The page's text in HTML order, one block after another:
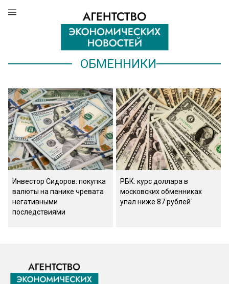
ОБМЕННИКИ
Инвестор Сидоров: покупка
валюты на панике чревата
негативными
последствиями
РБК: курс доллара в
московских обменниках
упал ниже 87 рублей